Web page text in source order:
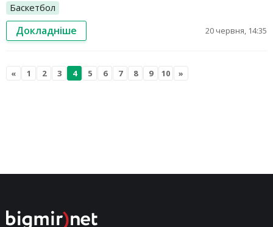
Баскетбол
Докладніше 20 червня, 14:35
« 1 2 3 4 5 6 7 8 9 10 »